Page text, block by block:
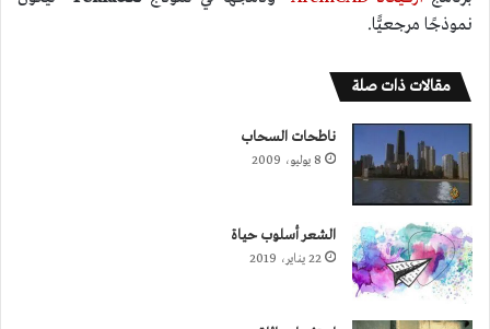
نموذجًا مرجعيًّا.
مقالات ذات صلة
ناطحات السحاب
8 يوليو، 2009
الشعر أسلوب حياة
22 يناير، 2019